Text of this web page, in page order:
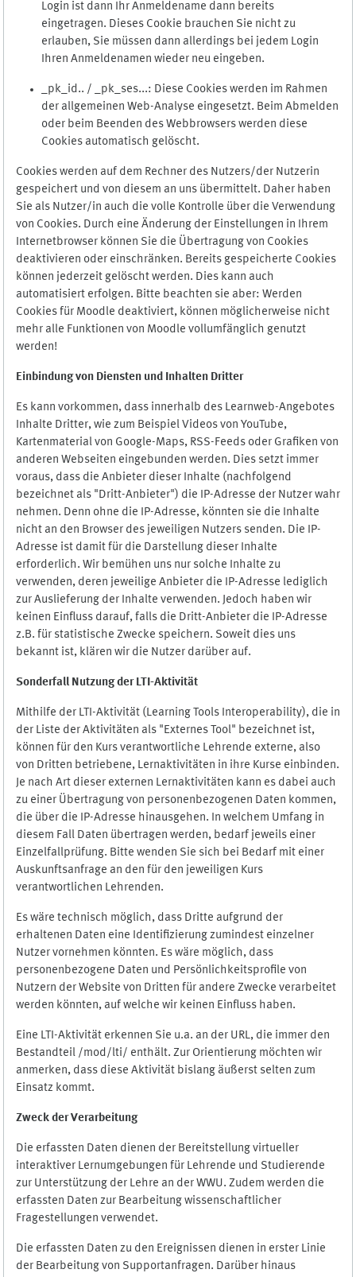
Login ist dann Ihr Anmeldename dann bereits
eingetragen. Dieses Cookie brauchen Sie nicht zu
erlauben, Sie müssen dann allerdings bei jedem Login
Ihren Anmeldenamen wieder neu eingeben.
_pk_id.. / _pk_ses...: Diese Cookies werden im Rahmen
der allgemeinen Web-Analyse eingesetzt. Beim Abmelden
oder beim Beenden des Webbrowsers werden diese
Cookies automatisch gelöscht.
Cookies werden auf dem Rechner des Nutzers/der Nutzerin
gespeichert und von diesem an uns übermittelt. Daher haben
Sie als Nutzer/in auch die volle Kontrolle über die Verwendung
von Cookies. Durch eine Änderung der Einstellungen in Ihrem
Internetbrowser können Sie die Übertragung von Cookies
deaktivieren oder einschränken. Bereits gespeicherte Cookies
können jederzeit gelöscht werden. Dies kann auch
automatisiert erfolgen. Bitte beachten sie aber: Werden
Cookies für Moodle deaktiviert, können möglicherweise nicht
mehr alle Funktionen von Moodle vollumfänglich genutzt
werden!
Einbindung von Diensten und Inhalten Dritter
Es kann vorkommen, dass innerhalb des Learnweb-Angebotes
Inhalte Dritter, wie zum Beispiel Videos von YouTube,
Kartenmaterial von Google-Maps, RSS-Feeds oder Grafiken von
anderen Webseiten eingebunden werden. Dies setzt immer
voraus, dass die Anbieter dieser Inhalte (nachfolgend
bezeichnet als "Dritt-Anbieter") die IP-Adresse der Nutzer wahr
nehmen. Denn ohne die IP-Adresse, könnten sie die Inhalte
nicht an den Browser des jeweiligen Nutzers senden. Die IP-
Adresse ist damit für die Darstellung dieser Inhalte
erforderlich. Wir bemühen uns nur solche Inhalte zu
verwenden, deren jeweilige Anbieter die IP-Adresse lediglich
zur Auslieferung der Inhalte verwenden. Jedoch haben wir
keinen Einfluss darauf, falls die Dritt-Anbieter die IP-Adresse
z.B. für statistische Zwecke speichern. Soweit dies uns
bekannt ist, klären wir die Nutzer darüber auf.
Sonderfall Nutzung der LTI-Aktivität
Mithilfe der LTI-Aktivität (Learning Tools Interoperability), die in
der Liste der Aktivitäten als "Externes Tool" bezeichnet ist,
können für den Kurs verantwortliche Lehrende externe, also
von Dritten betriebene, Lernaktivitäten in ihre Kurse einbinden.
Je nach Art dieser externen Lernaktivitäten kann es dabei auch
zu einer Übertragung von personenbezogenen Daten kommen,
die über die IP-Adresse hinausgehen. In welchem Umfang in
diesem Fall Daten übertragen werden, bedarf jeweils einer
Einzelfallprüfung. Bitte wenden Sie sich bei Bedarf mit einer
Auskunftsanfrage an den für den jeweiligen Kurs
verantwortlichen Lehrenden.
Es wäre technisch möglich, dass Dritte aufgrund der
erhaltenen Daten eine Identifizierung zumindest einzelner
Nutzer vornehmen könnten. Es wäre möglich, dass
personenbezogene Daten und Persönlichkeitsprofile von
Nutzern der Website von Dritten für andere Zwecke verarbeitet
werden könnten, auf welche wir keinen Einfluss haben.
Eine LTI-Aktivität erkennen Sie u.a. an der URL, die immer den
Bestandteil /mod/lti/ enthält. Zur Orientierung möchten wir
anmerken, dass diese Aktivität bislang äußerst selten zum
Einsatz kommt.
Zweck der Verarbeitung
Die erfassten Daten dienen der Bereitstellung virtueller
interaktiver Lernumgebungen für Lehrende und Studierende
zur Unterstützung der Lehre an der WWU. Zudem werden die
erfassten Daten zur Bearbeitung wissenschaftlicher
Fragestellungen verwendet.
Die erfassten Daten zu den Ereignissen dienen in erster Linie
der Bearbeitung von Supportanfragen. Darüber hinaus